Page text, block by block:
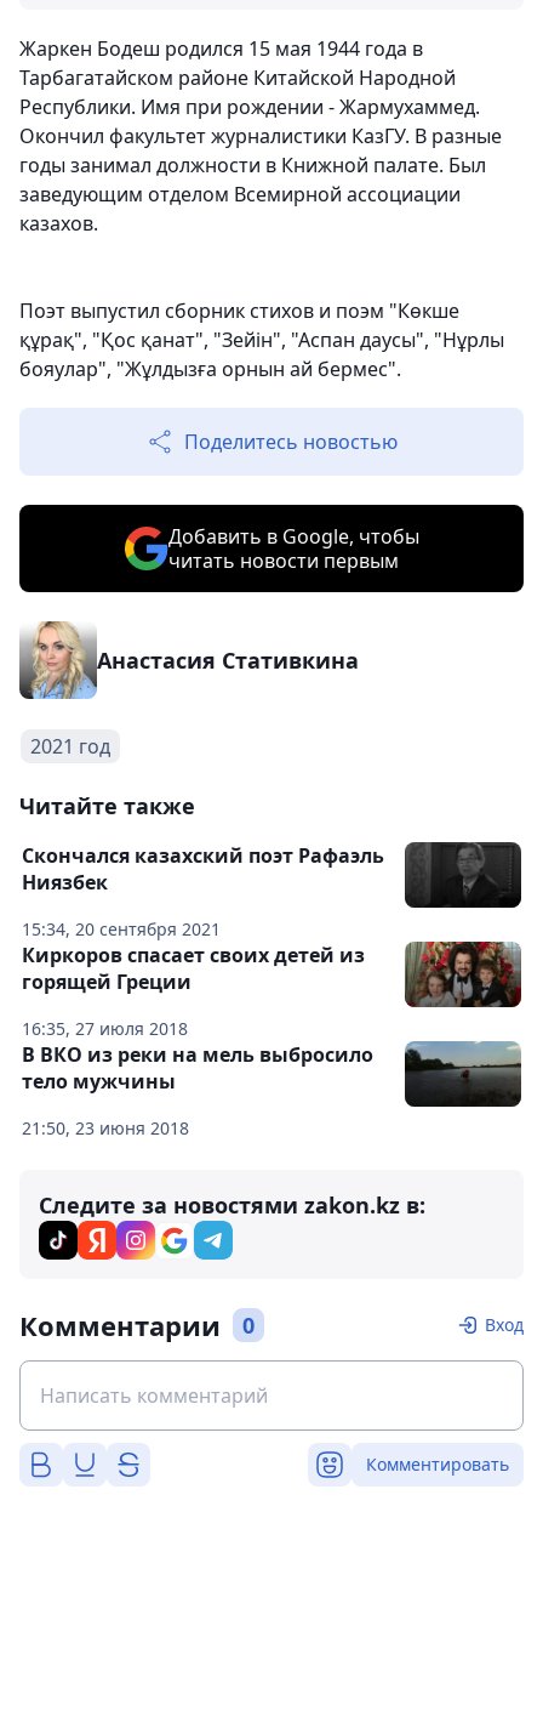
Жаркен Бодеш родился 15 мая 1944 года в
Тарбагатайском районе Китайской Народной
Республики. Имя при рождении - Жармухаммед.
Окончил факультет журналистики КазГУ. В разные
годы занимал должности в Книжной палате. Был
заведующим отделом Всемирной ассоциации
казахов.
Поэт выпустил сборник стихов и поэм "Көкше
құрақ", "Қос қанат", "Зейін", "Аспан даусы", "Нұрлы
бояулар", "Жұлдызға орнын ай бермес".
Поделитесь новостью
Добавить в Google, чтобы
читать новости первым
Анастасия Стативкина
2021 год
Читайте также
15:34, 20 сентября 2021
Скончался казахский поэт Рафаэль
Ниязбек
16:35, 27 июля 2018
Киркоров спасает своих детей из
горящей Греции
21:50, 23 июня 2018
В ВКО из реки на мель выбросило
тело мужчины
Следите за новостями zakon.kz в:
Комментарии 0 Вход
Комментировать